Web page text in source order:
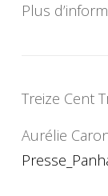
Plus
Treize Cent
Aurélie